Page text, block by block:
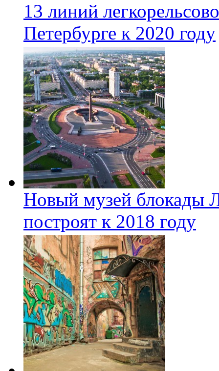
13 линий
Петербурге к 2020 году
Новый музей блокады
построят к 2018 году